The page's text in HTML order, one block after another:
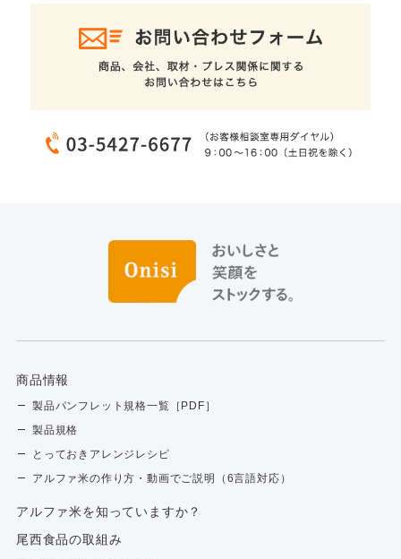
商品情報
製品パンフレット規格一覧［PDF］
製品規格
とっておきアレンジレシピ
アルファ米の作り方・動画でご説明（6言語対応）
アルファ⽶を知っていますか？
尾西食品の取組み